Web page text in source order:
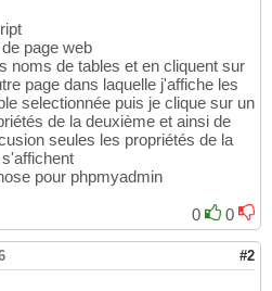
page web
noms de tables et en cliquent sur
page dans laquelle j'affiche les
selectionnée puis je clique sur un
de la deuxième et ainsi de
seules les propriétés de la
pour phpmyadmin
0
0
#2